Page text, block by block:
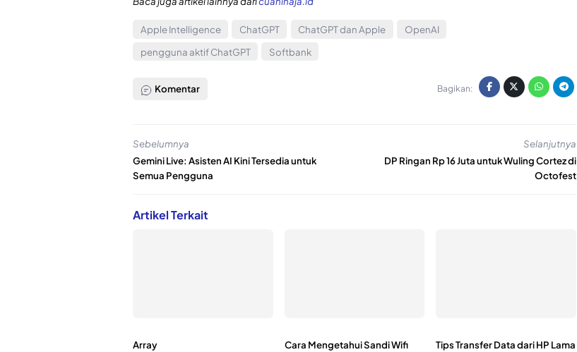
Apple Intelligence ChatGPT ChatGPT dan Apple
OpenAI
pengguna aktif ChatGPT
Softbank
Komentar Bagikan:
Sebelumnya
Gemini Live: Asisten AI Kini Tersedia untuk
Semua Pengguna
Selanjutnya
DP Ringan Rp 16 Juta untuk Wuling Cortez di
Octofest
Artikel Terkait
Array
Cara Mengetahui Sandi Wifi
Tips Transfer Data dari HP Lama